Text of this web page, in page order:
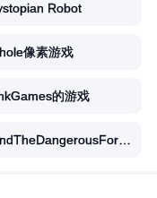
Robot
像素游戏
的游戏
下